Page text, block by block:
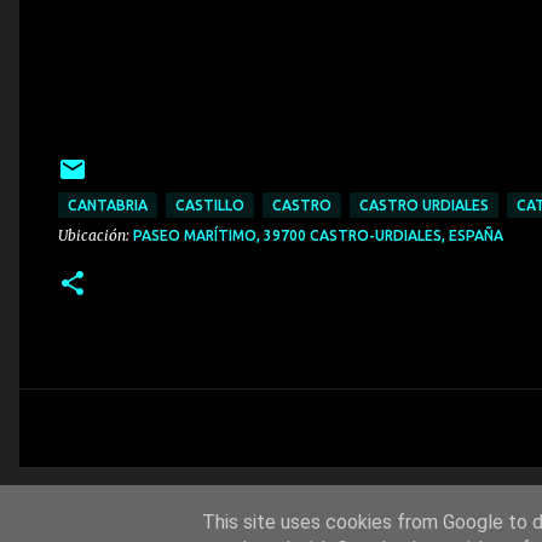
CANTABRIA CASTILLO CASTRO CASTRO URDIALES
Ubicación: PASEO MARÍTIMO, 39700 CASTRO-URDIALES, ESPAÑA
This site uses cookies from Google to